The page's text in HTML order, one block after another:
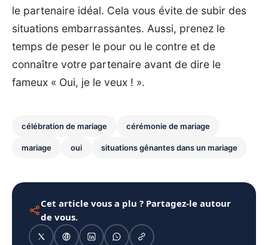
le partenaire idéal. Cela vous évite de subir des
situations embarrassantes. Aussi, prenez le
temps de peser le pour ou le contre et de
connaître votre partenaire avant de dire le
fameux « Oui, je le veux ! ».
célébration de mariage cérémonie de mariage
mariage oui situations gênantes dans un mariage
Cet article vous a plu ? Partagez-le autour
de vous.